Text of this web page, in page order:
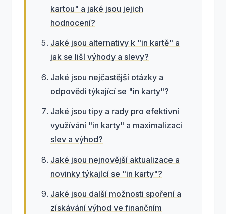
kartou" a jaké jsou jejich
hodnocení?
Jaké jsou alternativy k "in kartě" a
jak se liší výhody a slevy?
Jaké jsou nejčastější otázky a
odpovědi týkající se "in karty"?
Jaké jsou tipy a rady pro efektivní
využívání "in karty" a maximalizaci
slev a výhod?
Jaké jsou nejnovější aktualizace a
novinky týkající se "in karty"?
Jaké jsou další možnosti spoření a
získávání výhod ve finančním